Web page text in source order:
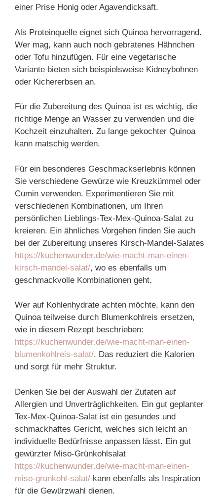
einer Prise Honig oder Agavendicksaft.
Als Proteinquelle eignet sich Quinoa hervorragend.
Wer mag, kann auch noch gebratenes Hähnchen
oder Tofu hinzufügen. Für eine vegetarische
Variante bieten sich beispielsweise Kidneybohnen
oder Kichererbsen an.
Für die Zubereitung des Quinoa ist es wichtig, die
richtige Menge an Wasser zu verwenden und die
Kochzeit einzuhalten. Zu lange gekochter Quinoa
kann matschig werden.
Für ein besonderes Geschmackserlebnis können
Sie verschiedene Gewürze wie Kreuzkümmel oder
Cumin verwenden. Experimentieren Sie mit
verschiedenen Kombinationen, um Ihren
persönlichen Lieblings-Tex-Mex-Quinoa-Salat zu
kreieren. Ein ähnliches Vorgehen finden Sie auch
bei der Zubereitung unseres Kirsch-Mandel-Salates
https://kuchenwunder.de/wie-macht-man-einen-
kirsch-mandel-salat/, wo es ebenfalls um
geschmackvolle Kombinationen geht.
Wer auf Kohlenhydrate achten möchte, kann den
Quinoa teilweise durch Blumenkohlreis ersetzen,
wie in diesem Rezept beschrieben:
https://kuchenwunder.de/wie-macht-man-einen-
blumenkohlreis-salat/. Das reduziert die Kalorien
und sorgt für mehr Struktur.
Denken Sie bei der Auswahl der Zutaten auf
Allergien und Unverträglichkeiten. Ein gut geplanter
Tex-Mex-Quinoa-Salat ist ein gesundes und
schmackhaftes Gericht, welches sich leicht an
individuelle Bedürfnisse anpassen lässt. Ein gut
gewürzter Miso-Grünkohlsalat
https://kuchenwunder.de/wie-macht-man-einen-
miso-grunkohl-salat/ kann ebenfalls als Inspiration
für die Gewürzwahl dienen.